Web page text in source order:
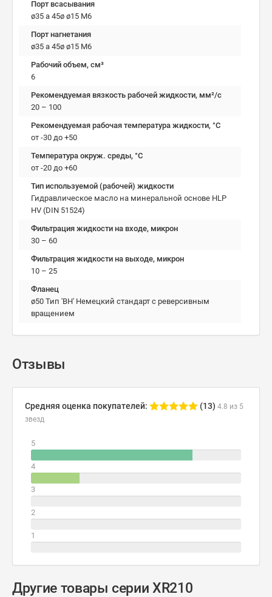
Порт всасывания
ø35 a 45ø ø15 M6
Порт нагнетания
ø35 a 45ø ø15 M6
Рабочий объем, см³
6
Рекомендуемая вязкость рабочей жидкости, мм²/с
20 – 100
Рекомендуемая рабочая температура жидкости, °C
от -30 до +50
Температура окруж. среды, °C
от -20 до +60
Тип используемой (рабочей) жидкости
Гидравлическое масло на минеральной основе HLP
HV (DIN 51524)
Фильтрация жидкости на входе, микрон
30 – 60
Фильтрация жидкости на выходе, микрон
10 – 25
Фланец
ø50 Тип 'BH' Немецкий стандарт с реверсивным
вращением
Отзывы
Средняя оценка покупателей: (13) 4.8 из 5
звезд
5
4
3
2
1
Другие товары серии XR210